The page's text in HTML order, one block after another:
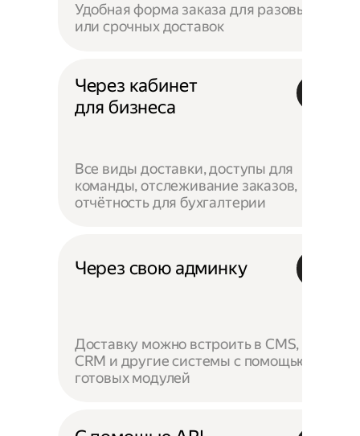
Удобная форма заказа для разовых
или срочных доставок
Через кабинет
для бизнеса
Все виды доставки, доступы для
команды, отслеживание заказов,
отчётность для бухгалтерии
Через свою админку
Доставку можно встроить в CMS,
CRM и другие системы с помощью
готовых модулей